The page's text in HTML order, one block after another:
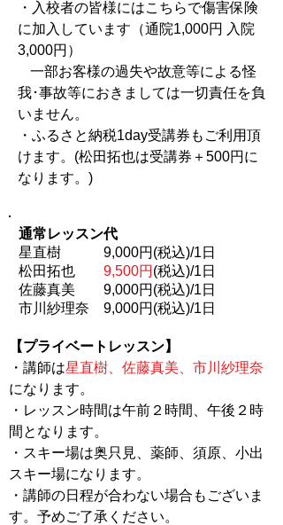
・入校者の皆様にはこちらで傷害保険
に加入しています（通院1,000円 入院
3,000円）
一部お客様の過失や故意等による怪
我･事故等におきましては一切責任を負
いません。
・ふるさと納税1day受講券もご利用頂
けます。​(松田拓也は受講券＋500円に
なります。)
通常レッスン代
星直樹 9,000円(税込)/1日
松田拓也 9,500円 (税込)/1日
佐藤真美 9,000円(税込)/1日
市川紗理奈 9,000円(税込)/1日
​【プライベートレッスン】
・講師は星直樹、佐藤真美、市川紗理奈
になります。
・レッスン時間は午前２時間、午後２時
間となります。
・ スキー場は奥只見、薬師、須原、 小出
スキー場になります。
​・講師の日程が合わない場合もございま
す。予めご了承ください。